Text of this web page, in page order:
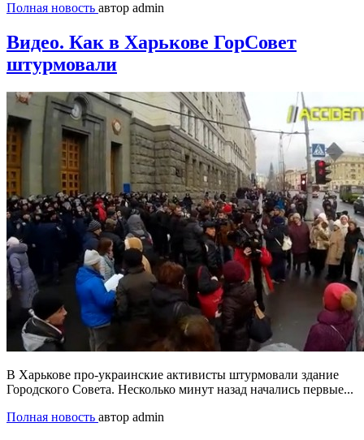
Полная новость автор admin
Видео. Как в Харькове ГорСовет
штурмовали
В Харькове про-украинские активисты штурмовали здание
Городского Совета. Несколько минут назад начались первые...
Полная новость автор admin